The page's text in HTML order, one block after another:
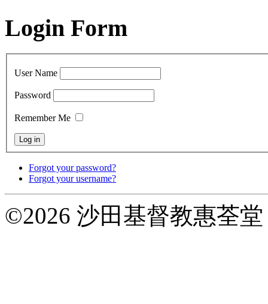
Login Form
User Name
Password
Remember Me
Forgot your password?
Forgot your username?
©2026 沙田基督教惠荃堂